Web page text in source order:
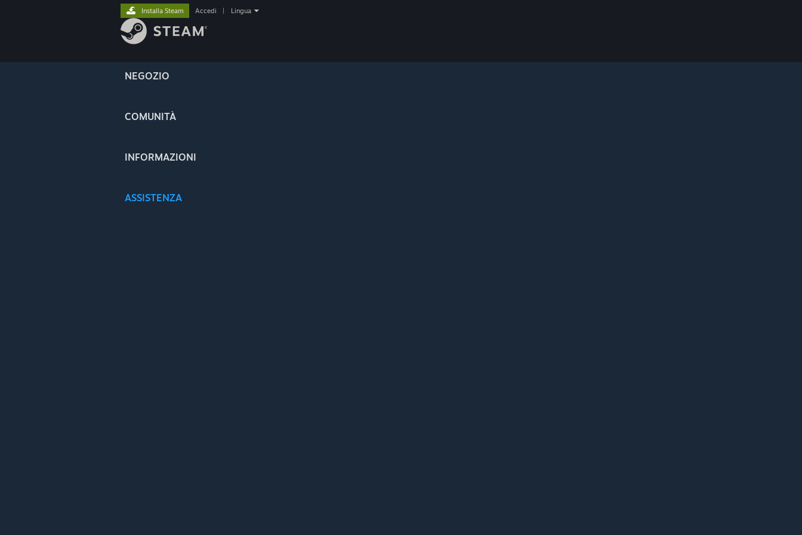
NEGOZIO
COMUNITÀ
INFORMAZIONI
ASSISTENZA
Installa Steam Accedi Lingua